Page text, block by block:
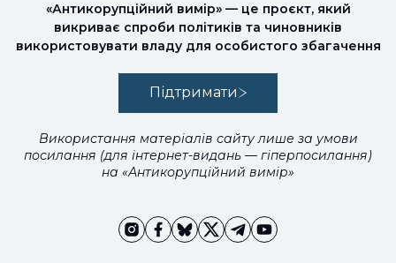
«Антикорупційний вимір» — це проєкт, який
викриває спроби політиків та чиновників
використовувати владу для особистого збагачення
Підтримати
Використання матеріалів сайту лише за умови
посилання (для інтернет-видань — гіперпосилання)
на «Антикорупційний вимір»